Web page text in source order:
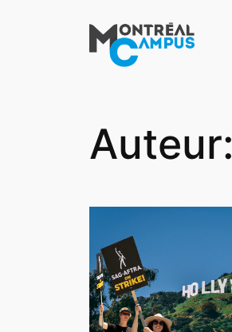
Auteur: